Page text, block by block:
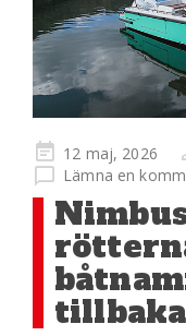
Publicerad
på
12 maj, 2026
Lämna en
tillbaka